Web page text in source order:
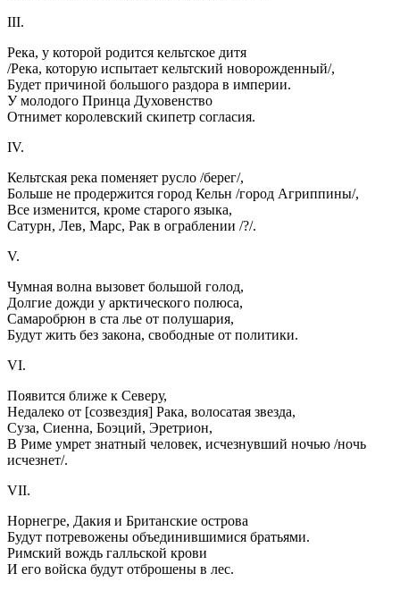
III.
Река, у которой родится кельтское дитя
/Река, которую испытает кельтский новорожденный/,
Будет причиной большого раздора в империи.
У молодого Принца Духовенство
Отнимет королевский скипетр согласия.
IV.
Кельтская река поменяет русло /берег/,
Больше не продержится город Кельн /город Агриппины/,
Все изменится, кроме старого языка,
Сатурн, Лев, Марс, Рак в ограблении /?/.
V.
Чумная волна вызовет большой голод,
Долгие дожди у арктического полюса,
Самаробрюн в ста лье от полушария,
Будут жить без закона, свободные от политики.
VI.
Появится ближе к Северу,
Недалеко от [созвездия] Рака, волосатая звезда,
Суза, Сиенна, Боэций, Эретрион,
В Риме умрет знатный человек, исчезнувший ночью /ночь
исчезнет/.
VII.
Норнегре, Дакия и Британские острова
Будут потревожены объединившимися братьями.
Римский вождь галльской крови
И его войска будут отброшены в лес.